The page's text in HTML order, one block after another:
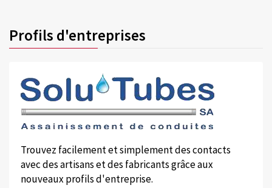
Profils d'entreprises
Trouvez facilement et simplement des contacts
avec des artisans et des fabricants grâce aux
nouveaux profils d'entreprise.